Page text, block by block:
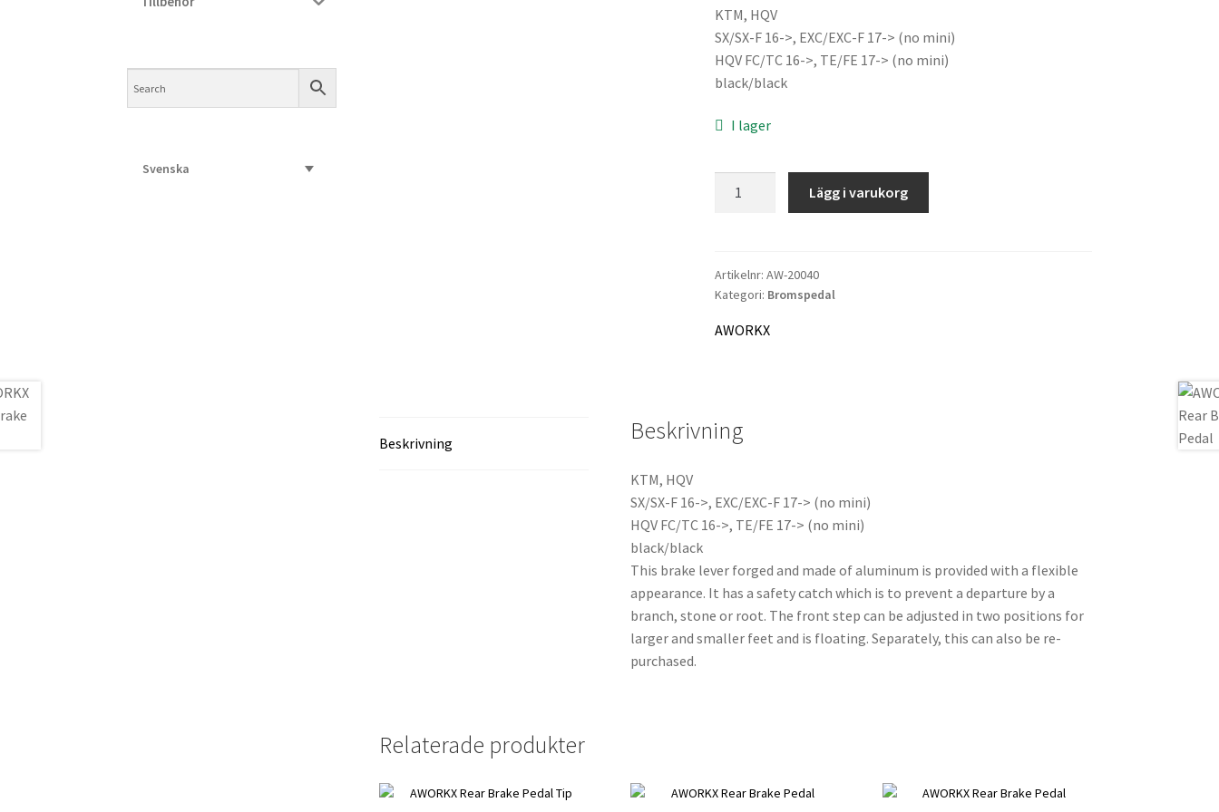
priset
var:
744 kr.
är:
KTM, HQV
SX/SX-F 16->, EXC/EXC-F 17-> (no mini)
HQV FC/TC 16->, TE/FE 17-> (no mini)
black/black
I lager
mängd
Lägg i varukorg
Artikelnr: AW-20040
Kategori: Bromspedal
AWORKX
Beskrivning Beskrivning
KTM, HQV
SX/SX-F 16->, EXC/EXC-F 17-> (no mini)
HQV FC/TC 16->, TE/FE 17-> (no mini)
black/black
This brake lever forged and made of aluminum is provided with a flexible
appearance. It has a safety catch which is to prevent a departure by a
branch, stone or root. The front step can be adjusted in two positions for
larger and smaller feet and is floating. Separately, this can also be re-
purchased.
Relaterade produkter
Svenska